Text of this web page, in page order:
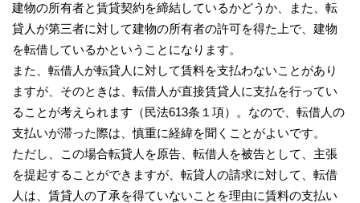
建物の所有者と賃貸契約を締結しているかどうか、また、転
貸人が第三者に対して建物の所有者の許可を得た上で、建物
を転借しているかということになります。
また、転借人が転貸人に対して賃料を支払わないことがあり
ますが、そのときは、転借人が直接賃貸人に支払を行ってい
ることが考えられます（民法613条１項）。なので、転借人の
支払いが滞った際は、慎重に経緯を聞くことがよいです。
ただし、この場合転貸人を原告、転借人を被告として、主張
を提起することができますが、転貸人の請求に対して、転借
人は、賃貸人の了承を得ていないことを理由に賃料の支払い